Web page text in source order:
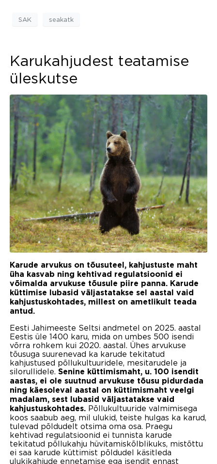
SAK seakatk
Karukahjudest teatamise
üleskutse
Karude arvukus on tõusuteel, kahjustuste maht
üha kasvab ning kehtivad regulatsioonid ei
võimalda arvukuse tõusule piire panna. Karude
küttimise lubasid väljastatakse sel aastal vaid
kahjustuskohtades, millest on ametlikult teada
antud.
Eesti Jahimeeste Seltsi andmetel on 2025. aastal
Eestis üle 1400 karu, mida on umbes 500 isendi
võrra rohkem kui 2020. aastal. Ühes arvukuse
tõusuga suurenevad ka karude tekitatud
kahjustused põllukultuuridele, mesitarudele ja
silorullidele. Senine küttimismaht, u. 100 isendit
aastas, ei ole suutnud arvukuse tõusu pidurdada
ning käesoleval aastal on küttimismaht veelgi
madalam, sest lubasid väljastatakse vaid
kahjustuskohtades. Põllukultuuride valmimisega
koos saabub aeg, mil ulukid, teiste hulgas ka karud,
tulevad põldudelt otsima oma osa. Praegu
kehtivad regulatsioonid ei tunnista karude
tekitatud põllukahju hüvitamiskõlblikuks, mistõttu
ei saa karude küttimist põldudel käsitleda
ulukikahjude ennetamise ega isendit ennast